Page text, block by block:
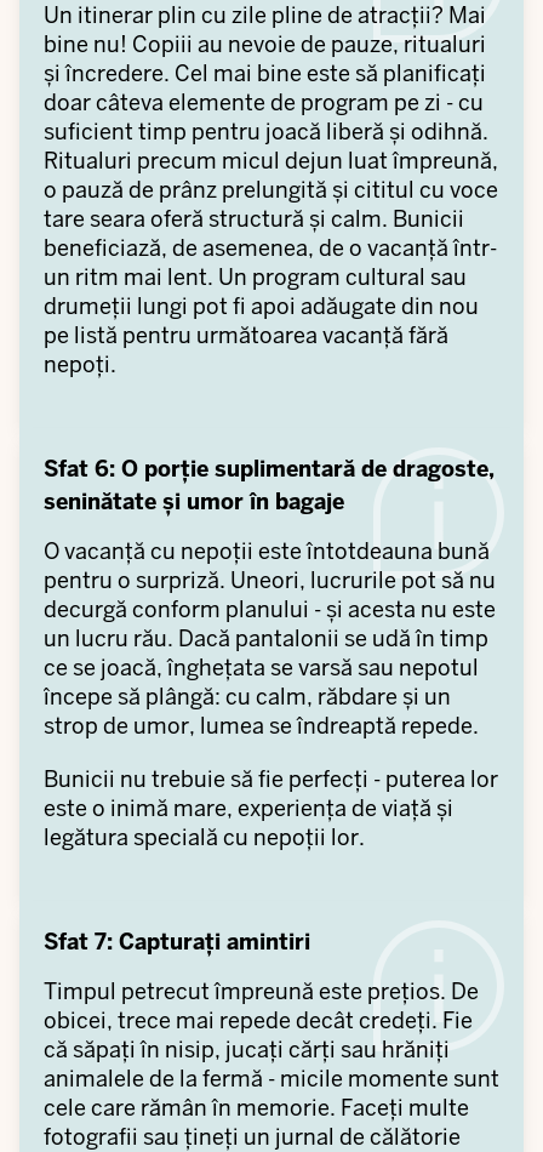
Un itinerar plin cu zile pline de atracții? Mai
bine nu! Copiii au nevoie de pauze, ritualuri
și încredere. Cel mai bine este să planificați
doar câteva elemente de program pe zi - cu
suficient timp pentru joacă liberă și odihnă.
Ritualuri precum micul dejun luat împreună,
o pauză de prânz prelungită și cititul cu voce
tare seara oferă structură și calm. Bunicii
beneficiază, de asemenea, de o vacanță într-
un ritm mai lent. Un program cultural sau
drumeții lungi pot fi apoi adăugate din nou
pe listă pentru următoarea vacanță fără
nepoți.
Sfat 6: O porție suplimentară de dragoste,
seninătate și umor în bagaje
O vacanță cu nepoții este întotdeauna bună
pentru o surpriză. Uneori, lucrurile pot să nu
decurgă conform planului - și acesta nu este
un lucru rău. Dacă pantalonii se udă în timp
ce se joacă, înghețata se varsă sau nepotul
începe să plângă: cu calm, răbdare și un
strop de umor, lumea se îndreaptă repede.
Bunicii nu trebuie să fie perfecți - puterea lor
este o inimă mare, experiența de viață și
legătura specială cu nepoții lor.
Sfat 7: Capturați amintiri
Timpul petrecut împreună este prețios. De
obicei, trece mai repede decât credeți. Fie
că săpați în nisip, jucați cărți sau hrăniți
animalele de la fermă - micile momente sunt
cele care rămân în memorie. Faceți multe
fotografii sau țineți un jurnal de călătorie